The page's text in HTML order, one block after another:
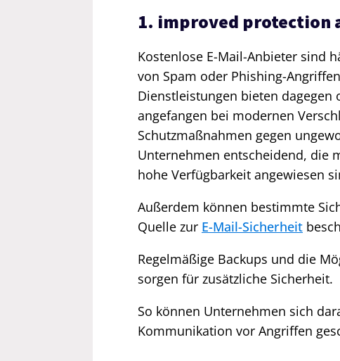
1. improved protection
Kostenlose E-Mail-Anbieter sind
von Spam oder Phishing-
Dienstleistungen bieten
angefangen bei modernen
Schutzmaßnahmen gegen
Unternehmen entscheidend, die
hohe Verfügbarkeit angewiesen
Außerdem können bestimmte
Quelle zur E-Mail-Sicherheit
Regelmäßige Backups und die
sorgen für zusätzliche Sicherheit.
So können Unternehmen sich
Kommunikation vor Angriffen